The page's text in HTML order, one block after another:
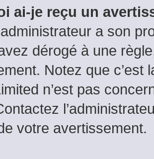
ai-je reçu un
a son
dérogé à une
Notez que c’est
n’est pas
votre avertissement.